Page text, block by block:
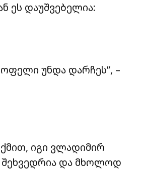
ეს დაუშვებელია:
უნდა დარჩეს”, –
იგი ვლადიმირ
შეხვედრია და მხოლოდ